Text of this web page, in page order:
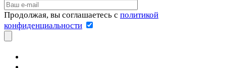
Продолжая, вы соглашаетесь с политикой
конфиденциальности